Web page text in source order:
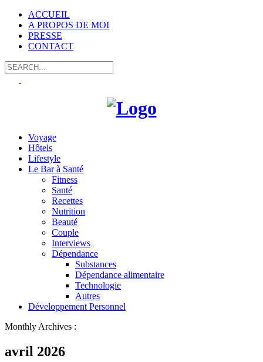
ACCUEIL
A PROPOS DE MOI
PRESSE
CONTACT
Voyage
Hôtels
Lifestyle
Le Bar à Santé
Fitness
Santé
Recettes
Nutrition
Beauté
Couple
Interviews
Dépendance
Substances
Dépendance alimentaire
Technologie
Autres
Développement Personnel
Monthly Archives :
avril 2026